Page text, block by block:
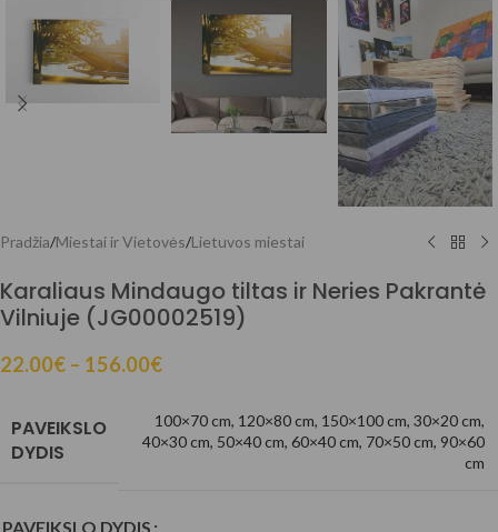
Pradžia/Miestai ir Vietovės/Lietuvos miestai
Karaliaus Mindaugo tiltas ir Neries Pakrantė
Vilniuje (JG00002519)
22.00€ – 156.00€
PAVEIKSLO
DYDIS
100×70 cm, 120×80 cm, 150×100 cm, 30×20 cm,
40×30 cm, 50×40 cm, 60×40 cm, 70×50 cm, 90×60
cm
PAVEIKSLO DYDIS